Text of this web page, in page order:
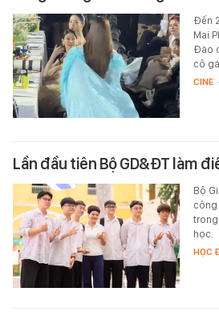
Đến
Mai
Đào
cô
CINE
Lần đầu tiên Bộ GD&ĐT làm
Bộ
học.
HỌC